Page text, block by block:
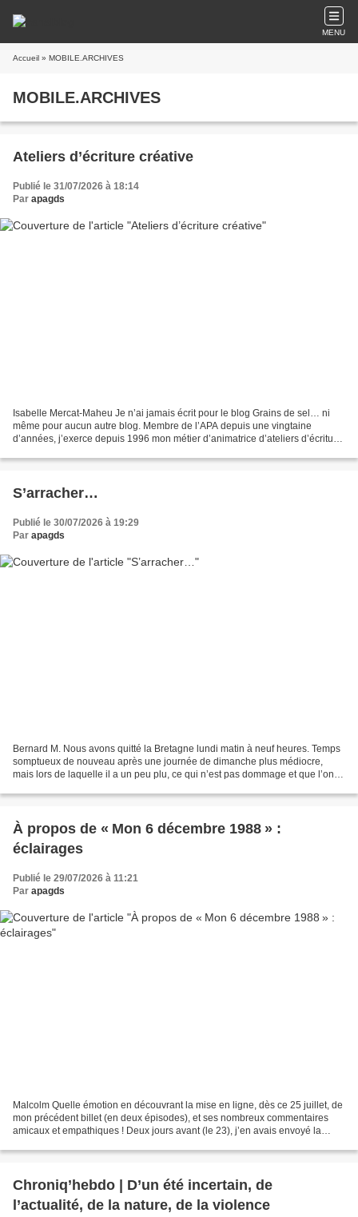
MENU
Accueil » MOBILE.ARCHIVES
MOBILE.ARCHIVES
Ateliers d’écriture créative
Publié le 31/07/2026 à 18:14
Par apagds
Isabelle Mercat-Maheu Je n’ai jamais écrit pour le blog Grains de sel… ni
même pour aucun autre blog. Membre de l’APA depuis une vingtaine
d’années, j’exerce depuis 1996 mon métier d’animatrice d’ateliers d’écriture
S’arracher…
Publié le 30/07/2026 à 19:29
Par apagds
Bernard M. Nous avons quitté la Bretagne lundi matin à neuf heures. Temps
somptueux de nouveau après une journée de dimanche plus médiocre,
mais lors de laquelle il a un peu plu, ce qui n’est pas dommage et que l’on
À propos de « Mon 6 décembre 1988 » :
éclairages
Publié le 29/07/2026 à 11:21
Par apagds
Malcolm Quelle émotion en découvrant la mise en ligne, dès ce 25 juillet, de
mon précédent billet (en deux épisodes), et ses nombreux commentaires
amicaux et empathiques ! Deux jours avant (le 23), j’en avais envoyé la
Chroniq’hebdo | D’un été incertain, de
l’actualité, de la nature, de la violence